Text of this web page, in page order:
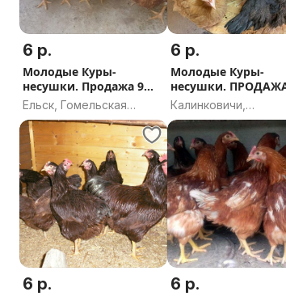
6 р.
Молодые Куры-
несушки. Продажа 9
августа г. Ельск.
Ельск, Гомельская
область
6 р.
Молодые Куры-
несушки.
августа г.
Калинковичи.
Калинковичи,
Гомельская область
6 р. 6 р.